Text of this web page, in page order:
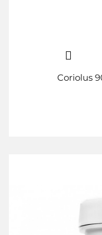
Coriolus